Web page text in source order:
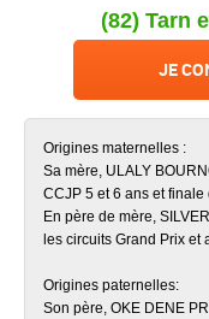
(82) Tarn
JE
Origines maternelles :
Sa mère, ULALY
CCJP 5 et 6 ans et finale
En père de mère,
les circuits Grand Prix
Origines paternelles:
Son père, OKE DENE